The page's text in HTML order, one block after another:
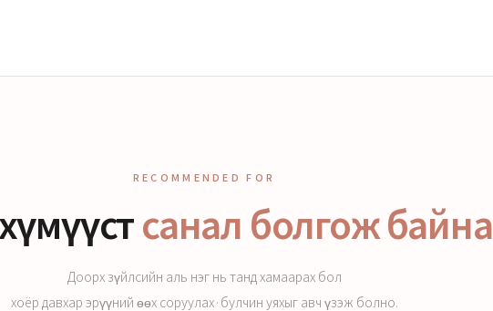
RECOMMENDED FOR
санал болгож байна
Доорх зүйлсийн аль нэг нь танд хамаарах бол
хоёр давхар эрүүний өөх соруулах·булчин уяхыг авч үзэж болно.